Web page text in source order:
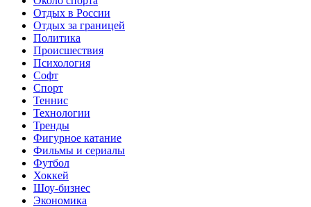
Отдых в России
Отдых за границей
Политика
Происшествия
Психология
Софт
Спорт
Теннис
Технологии
Тренды
Фигурное катание
Фильмы и сериалы
Футбол
Хоккей
Шоу-бизнес
Экономика